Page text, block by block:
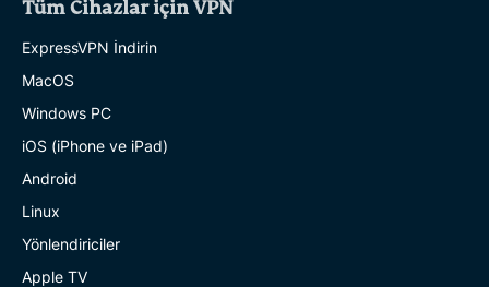
Tüm Cihazlar için VPN
ExpressVPN İndirin
MacOS
Windows PC
iOS (iPhone ve iPad)
Android
Linux
Yönlendiriciler
Apple TV